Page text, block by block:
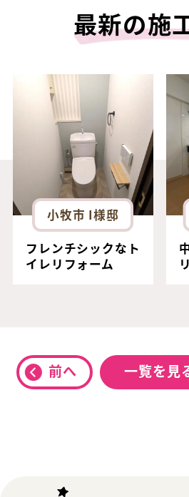
最新の施
小牧市 I様邸
フレンチシックなト
イレリフォーム
前へ 一覧を見